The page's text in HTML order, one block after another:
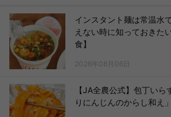
インスタント麺は常温水
えない時に知っておきた
食】
2026年08月06日
【JA全農公式】包丁い
りにんじんのからし和え